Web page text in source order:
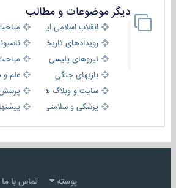
دیگر موضوعات و مطالب
انقلاب اسلامی ایران
مباحث
رویدادهای تاریخی و مذهبی
نیروهای پلیسی
مباحث
بازیهای جنگی
علم و
سایت و وبلاگ ها
پرسش
پزشکی و سلامتی
پوسته تماس با ما